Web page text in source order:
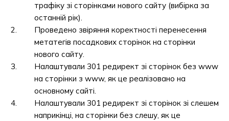
трафіку зі сторінками нового сайту (вибірка за
останній рік).
Проведено звіряння коректності перенесення
метатегів посадкових сторінок на сторінки
нового сайту.
Налаштували 301 редирект зі сторінок без www
на сторінки з www, як це реалізовано на
основному сайті.
Налаштували 301 редирект зі сторінок зі слешем
наприкінці, на сторінки без слешу, як це